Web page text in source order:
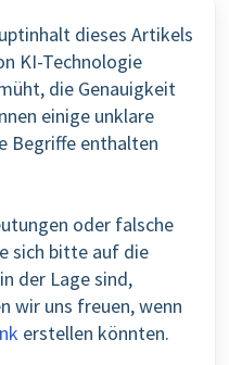
dieses Artikels
KI-Technologie
die Genauigkeit
einige unklare
Begriffe enthalten
oder falsche
sich bitte auf die
der Lage sind,
wir uns freuen, wenn
erstellen könnten.